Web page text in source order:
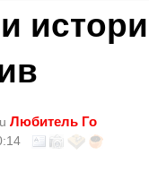
Любитель Го